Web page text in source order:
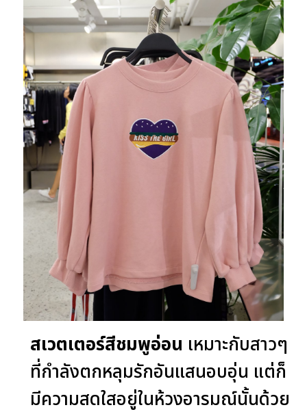
สเวตเตอร์สีชมพูอ่อน เหมาะกับสาวๆ
ที่กำลังตกหลุมรักอันแสนอบอุ่น แต่ก็
มีความสดใสอยู่ในห้วงอารมณ์นั้นด้วย